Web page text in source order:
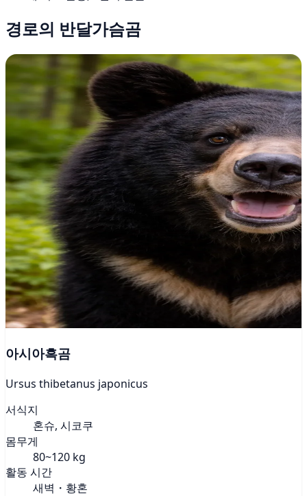
경로의 반달가슴곰
아시아흑곰
Ursus thibetanus japonicus
서식지
혼슈, 시코쿠
몸무게
80~120 kg
활동 시간
새벽・황혼